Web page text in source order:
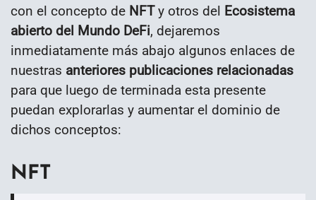
con el concepto de NFTy otros del Ecosistema
abierto del Mundo DeFi, dejaremos
inmediatamente más abajo algunos enlaces de
nuestras anteriores publicaciones relacionadas
para que luego de terminada esta presente
puedan explorarlas y aumentar el dominio de
dichos conceptos:
NFT